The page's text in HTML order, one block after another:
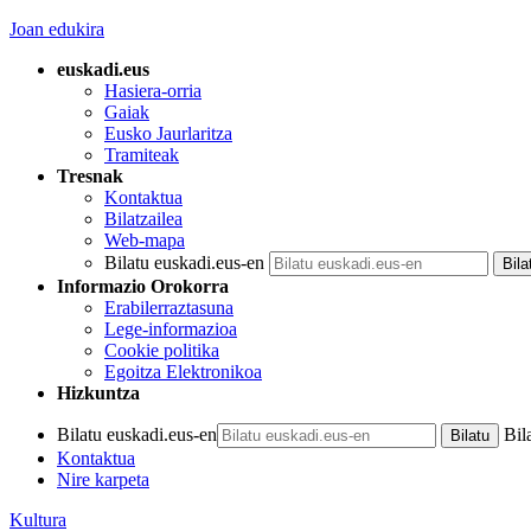
Joan edukira
euskadi.eus
Hasiera-orria
Gaiak
Eusko Jaurlaritza
Tramiteak
Tresnak
Kontaktua
Bilatzailea
Web-mapa
Bilatu euskadi.eus-en
Informazio Orokorra
Erabilerraztasuna
Lege-informazioa
Cookie politika
Egoitza Elektronikoa
Hizkuntza
Bilatu euskadi.eus-en
Kontaktua
Nire karpeta
Kultura